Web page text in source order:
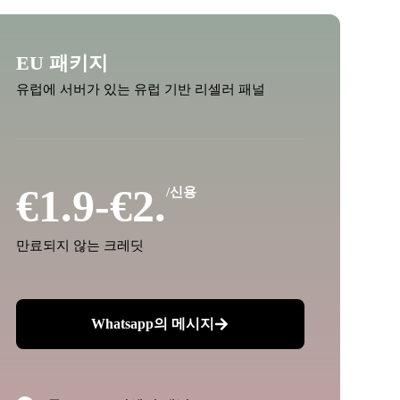
EU 패키지
유럽에 서버가 있는 유럽 기반 리셀러 패널
€1.9-€2./신용
만료되지 않는 크레딧
Whatsapp의 메시지